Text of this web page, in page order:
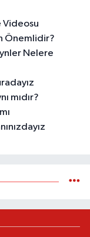
Videosu
Önemlidir?
Nelere
mıdır?